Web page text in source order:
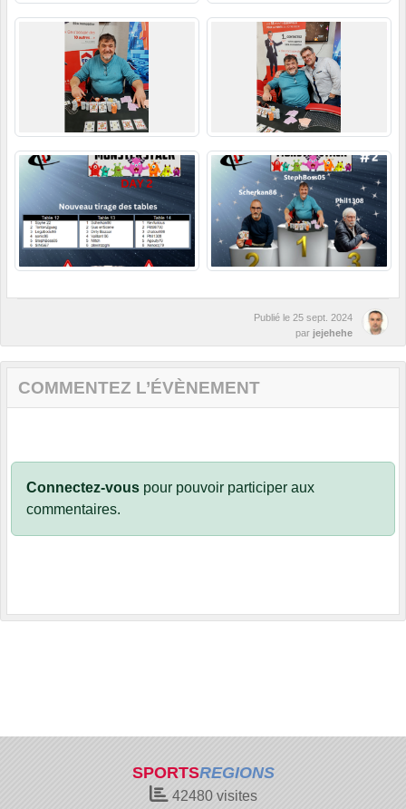
Publié le 25 sept. 2024
par jejehehe
COMMENTEZ L’ÉVÈNEMENT
Connectez-vous pour pouvoir participer aux
commentaires.
SPORTSREGIONS
42480visites